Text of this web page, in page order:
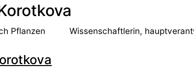
Pflanzen Wissenschaftlerin,